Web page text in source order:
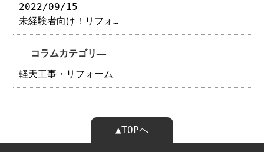
2022/09/15
未経験者向け！リフォ…
コラムカテゴリ―
軽天工事・リフォーム
▲TOPへ